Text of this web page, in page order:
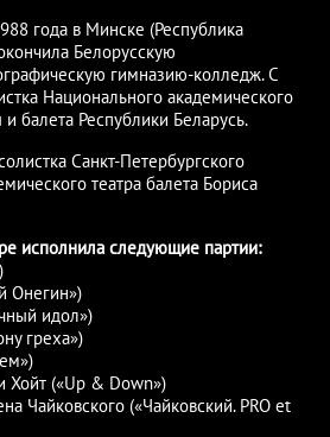
года в Минске (Республика
Белорусскую
гимназию-колледж. С
Национального академического
балета Республики Беларусь.
Санкт-Петербургского
театра балета Бориса
исполнила следующие партии:
Онегин»)
идол»)
греха»)
Хойт («Up & Down»)
Чайковского («Чайковский. PRO et